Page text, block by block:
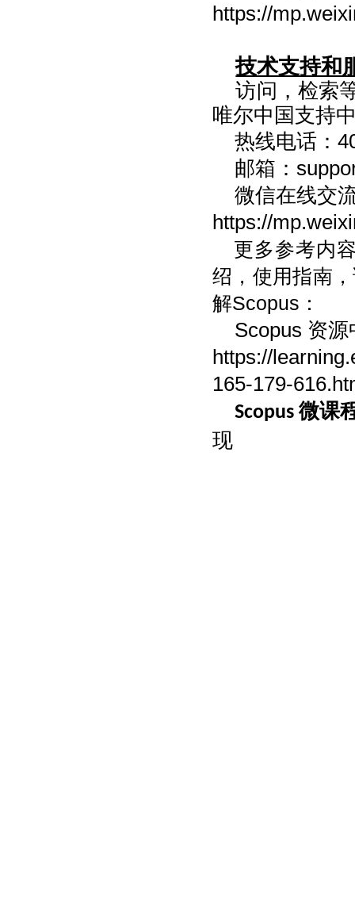
https://
技术支持和
访问，检索
唯尔中国支持
热线电话：
邮箱：
微信在线交
https://
更多参考内
绍，使用指南
解Scopus：
Scopus 资源
https://
165-179-
Scopus 微课
现